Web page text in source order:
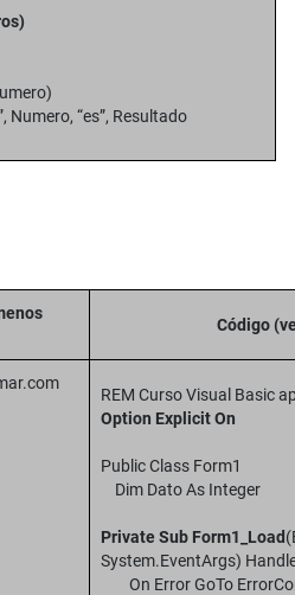
Numero, “es”, Resultado
Código
REM Curso Visual Basic
Option Explicit On
Public Class Form1
Dim Dato As Integer
Private Sub Form1_Load
System.EventArgs)
On Error GoTo